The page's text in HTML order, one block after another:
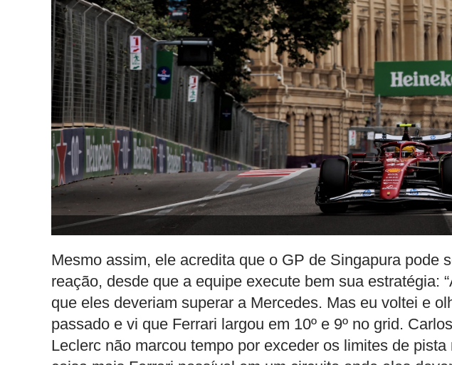
Mesmo assim, ele acredita que o GP de Singapura pode
reação, desde que a equipe execute bem sua estratégia:
que eles deveriam superar a Mercedes. Mas eu voltei e
passado e vi que Ferrari largou em 10º e 9º no grid.
Leclerc não marcou tempo por exceder os limites de